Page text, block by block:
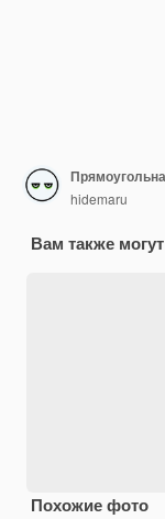
hidemaru
Вам также
Похожие фото